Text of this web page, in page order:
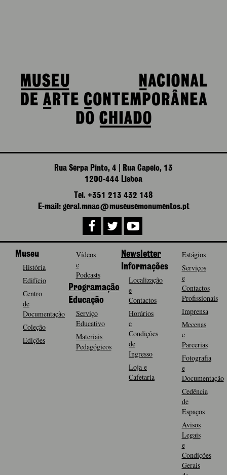
Rua Serpa Pinto, 4 | Rua Capelo, 13
1200-444 Lisboa
Tel. +351 213 432 148
E-mail: geral.mnac@museusemonumentos.pt
Museu
História
Edifício
Centro
de
Documentação
Coleção
Edições
Vídeos
e
Podcasts
Programação
Educação
Serviço
Educativo
Materiais
Pedagógicos
Newsletter
Informações
Localização
e
Contactos
Horários
e
Condições
de
Ingresso
Loja e
Cafetaria
Estágios
Serviços
e
Contactos
Profissionais
Imprensa
Mecenas
e
Parcerias
Fotografia
e
Documentação
Cedência
de
Espaços
Avisos
Legais
e
Condições
Gerais